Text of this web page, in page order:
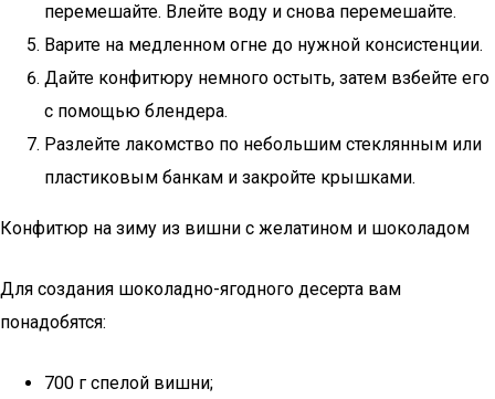
перемешайте. Влейте воду и снова перемешайте.
Варите на медленном огне до нужной консистенции.
Дайте конфитюру немного остыть, затем взбейте его
с помощью блендера.
Разлейте лакомство по небольшим стеклянным или
пластиковым банкам и закройте крышками.
Конфитюр на зиму из вишни с желатином и шоколадом
Для создания шоколадно-ягодного десерта вам
понадобятся:
700 г спелой вишни;